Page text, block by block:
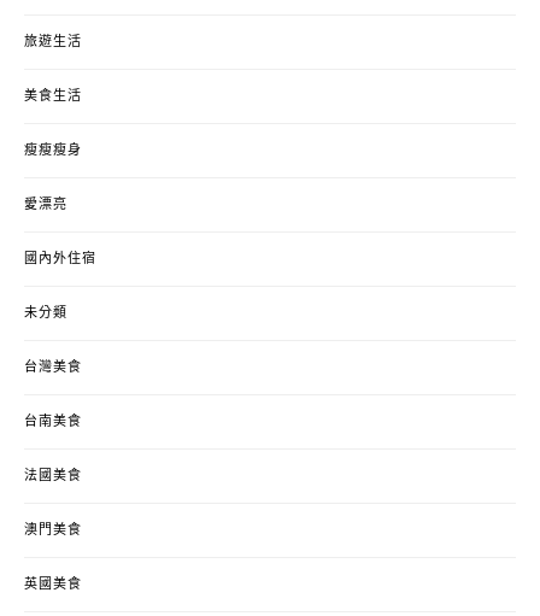
旅遊生活
美食生活
瘦瘦瘦身
愛漂亮
國內外住宿
未分類
台灣美食
台南美食
法國美食
澳門美食
英國美食